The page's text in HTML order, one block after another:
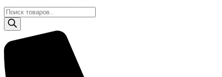
Поиск
товаров